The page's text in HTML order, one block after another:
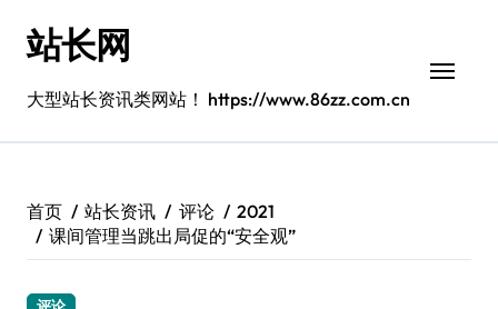
站长网
大型站长资讯类网站！ https://www.86zz.com.cn
首页 站长资讯 评论
2021
课间管理当跳出局促的“安全观”